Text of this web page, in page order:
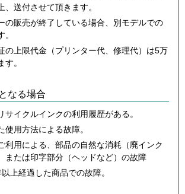
、送付させて頂きます。
の販売が終了している場合、別モデルでの
の上限代金（プリンター代、修理代）は5万
す。
なる場合
サイクルインクの利用履歴がある。
使用方法による故障。
利用による、部品の自然な消耗（廃インク
または印字部分（ヘッドなど）の故障
上経過した商品での故障。